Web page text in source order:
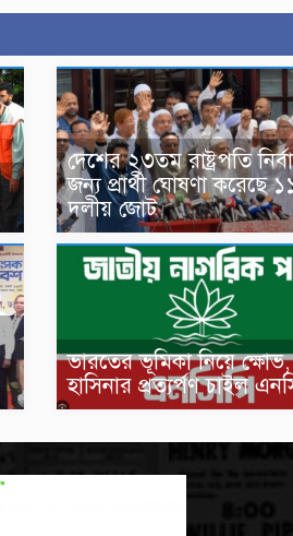
দেশের ২৩তম রাষ্ট্রপতি
জন্য প্রার্থী ঘোষণা করেছে
দলীয় জোট
ভারতের ভূমিকা নিয়ে
হাসিনার প্রত্যর্পণ চাইল